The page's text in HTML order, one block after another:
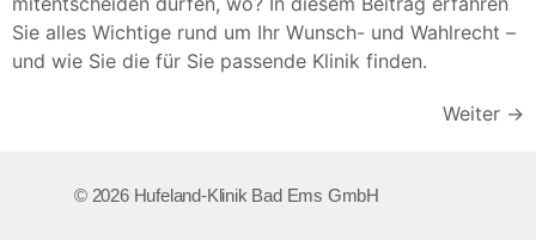
Sie alles Wichtige rund um Ihr Wunsch- und Wahlrecht –
und wie Sie die für Sie passende Klinik finden.
Weiter →
© 2026 Hufeland-Klinik Bad Ems GmbH